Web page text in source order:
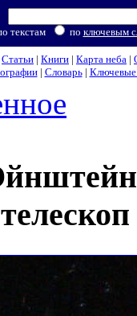
текстам по ключевым
Статьи | Книги | Карта неба |
| Словарь| Ключевые